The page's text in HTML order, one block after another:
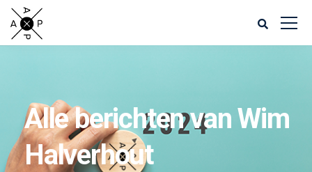
Alle berichten van Wim
Halverhout